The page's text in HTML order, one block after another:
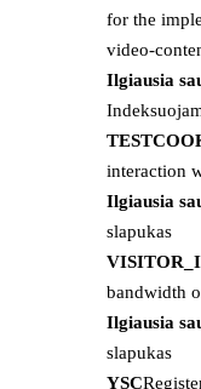
for the
video-
Ilgiausia
interaction
Ilgiausia
slapukas
bandwidth
Ilgiausia
slapukas
YSC